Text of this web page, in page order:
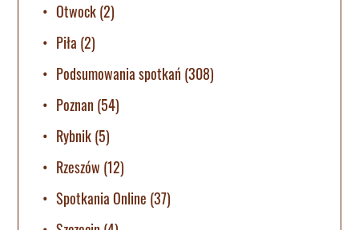
Otwock(2)
Piła (2)
Podsumowania spotkań (308)
Poznan (54)
Rybnik(5)
Rzeszów (12)
Spotkania Online (37)